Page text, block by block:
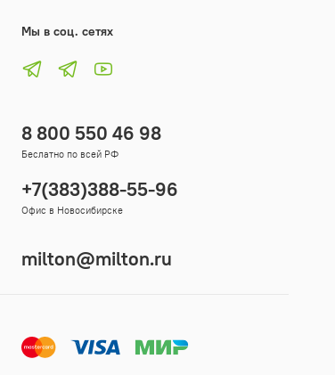
Мы в соц. сетях
8 800 550 46 98
Беслатно по всей РФ
+7(383)388-55-96
Офис в Новосибирске
milton@milton.ru